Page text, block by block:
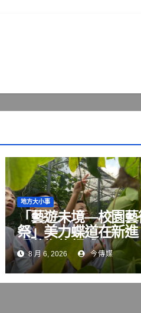
地方大小事
「藝遊未境—校園藝
祭」美力蝶道在新
現藝術扎根成果
8 月 6, 2026 今傳媒